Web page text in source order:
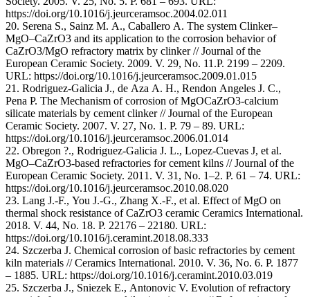
https://doi.org/10.1016/j.jeurceramsoc.2004.02.011
20. Serena S., Sainz M. A., Caballero A. The system Clinker–
MgO–CaZrO3 and its application to the corrosion behavior of
CaZrO3/MgO refractory matrix by clinker // Journal of the
European Ceramic Society. 2009. V. 29, No. 11.P. 2199 – 2209.
URL: https://doi.org/10.1016/j.jeurceramsoc.2009.01.015
21. Rodriguez-Galicia J., de Aza A. H., Rendon Angeles J. C.,
Pena P. The Mechanism of corrosion of MgOCaZrO3-calcium
silicate materials by cement clinker // Journal of the European
Ceramic Society. 2007. V. 27, No. 1. P. 79 – 89. URL:
https://doi.org/10.1016/j.jeurceramsoc.2006.01.014
22. Obregon ?., Rodriguez-Galicia J. L., Lopez-Cuevas J, et al.
MgO–CaZrO3-based refractories for cement kilns // Journal of the
European Ceramic Society. 2011. V. 31, No. 1–2. P. 61 – 74. URL:
https://doi.org/10.1016/j.jeurceramsoc.2010.08.020
23. Lang J.-F., You J.-G., Zhang X.-F., et al. Effect of MgO on
thermal shock resistance of CaZrO3 ceramic Ceramics International.
2018. V. 44, No. 18. P. 22176 – 22180. URL:
https://doi.org/10.1016/j.ceramint.2018.08.333
24. Szczerba J. Chemical corrosion of basic refractories by cement
kiln materials // Ceramics International. 2010. V. 36, No. 6. P. 1877
– 1885. URL: https://doi.org/10.1016/j.ceramint.2010.03.019
25. Szczerba J., Sniezek E., Antonovic V. Evolution of refractory